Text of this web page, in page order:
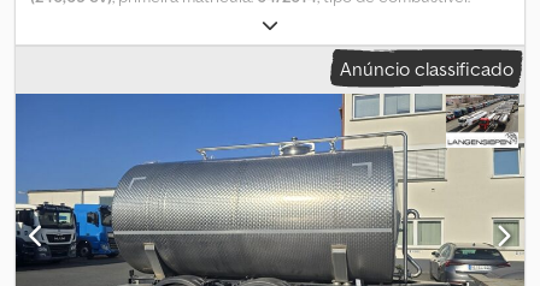
, configuração de eixo:
travões:retardador, cor:laranja, tipo de engrenagem:mecânico,
6 350 mm, largura do espaço
de carga:2 550 mm, Ano de fabrico:2014, Equipamento:ABS, ar
, MERCEDES ATEGO 1324 Plataforma 6,35 m +
Grua + Equipamento de perfuração / 4x2 Importado / SEM
ACIDENTES EM BOM ESTADO! ? ANO DE FABRICAÇÃO: 2014 ?
QUILOMETRAGEM: 88.600 km EQUIPAMENTO: Crodpozpda Dsfx
Akbof ? ABS ? VIDROS ELÉTRICOS ? AR CONDICIONADO ?
DIREÇÃO HIDRÁULICA ? TACÓGRAFO ? RETARDER ÁREA DE
CARGA: 635 x 255 cm PESO TOTAL: 13.500 kg CAPACIDADE: 5.000
Anúncio classificado